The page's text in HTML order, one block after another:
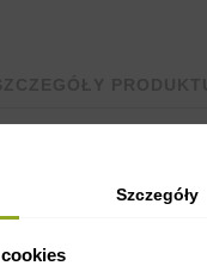
można znaleźć również
Szczegóły